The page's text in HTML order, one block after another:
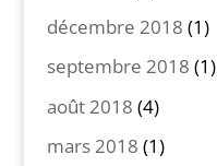
décembre 2018 (1)
septembre 2018 (1)
août 2018 (4)
mars 2018 (1)